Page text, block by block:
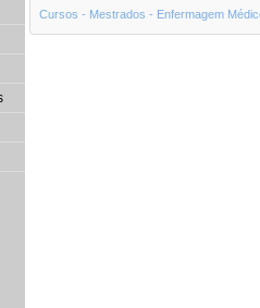
Cursos - Mestrados - Enfermagem